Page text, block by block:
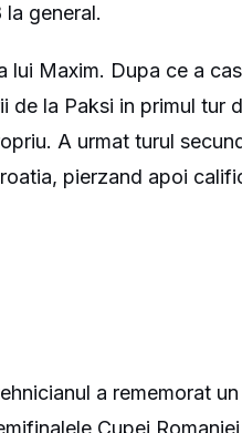
general.
lui Maxim. Dupa ce a
de la Paksi in primul tur
A urmat turul
pierzand apoi
a rememorat
Cupei